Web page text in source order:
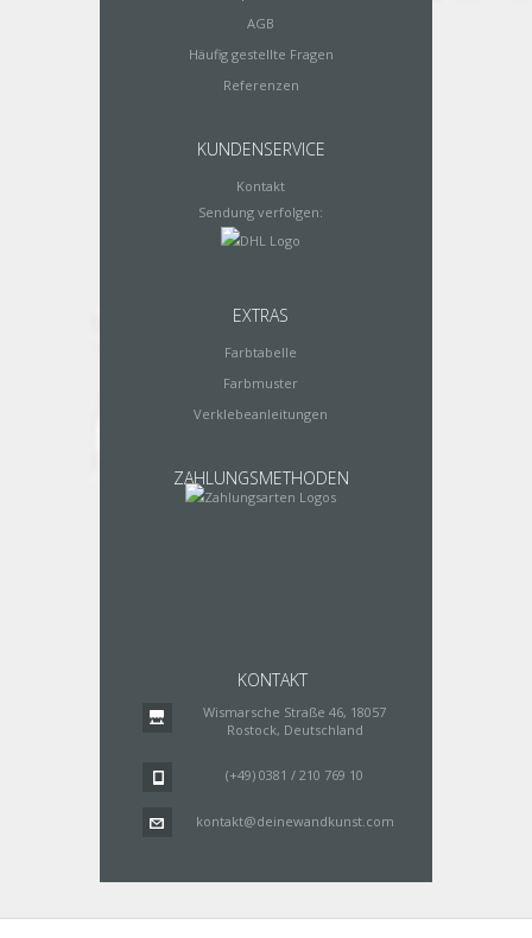
AGB
Häufig gestellte Fragen
Referenzen
KUNDENSERVICE
Kontakt
Sendung verfolgen:
EXTRAS
Farbtabelle
Farbmuster
Verklebeanleitungen
ZAHLUNGSMETHODEN
KONTAKT
Wismarsche Straße 46, 18057
Rostock, Deutschland
(+49) 0381 / 210 769 10
kontakt@deinewandkunst.com